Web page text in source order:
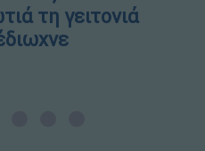
τη γειτονιά